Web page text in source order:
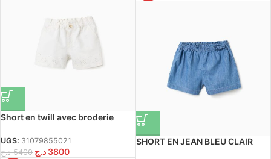
Short en twill avec broderie
clair
UGS: 31079855021
5400 د.ج 3800 د.ج
SHORT EN JEAN BLEU CLAIR